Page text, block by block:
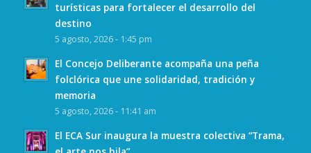
turísticas para fortalecer el desarrollo del
destino
5 agosto, 2026 - 1:45 pm
El Concejo Deliberante acompaña una peña
folclórica que une solidaridad, tradición y
memoria
5 agosto, 2026 - 11:41 am
El ECA Sur inaugura la muestra colectiva “Trama,